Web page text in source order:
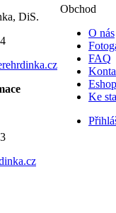
DiS.
Obchod
O nás
FAQ
Eshop
Ke